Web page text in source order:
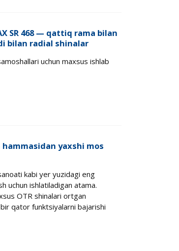
SR 468 — qattiq rama bilan
bilan radial shinalar
uchun maxsus ishlab
yaxshi mos
kabi yer yuzidagi eng
uchun ishlatiladigan atama.
OTR shinalari ortgan
qator funktsiyalarni bajarishi